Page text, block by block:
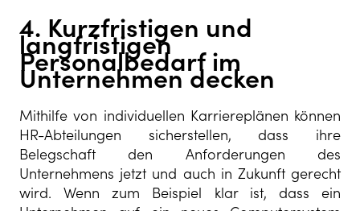
4. Kurzfristigen und
langfristigen
Personalbedarf im
Unternehmen decken
Mithilfe von individuellen Karriereplänen können
HR-Abteilungen sicherstellen, dass ihre
Belegschaft den Anforderungen des
Unternehmens jetzt und auch in Zukunft gerecht
wird. Wenn zum Beispiel klar ist, dass ein